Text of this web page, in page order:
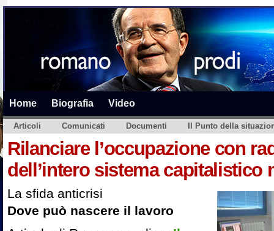
Home Biografia Video
Articoli Comunicati Documenti Il Punto della
Rilanciare l’occupazione con
dell’intero sistema capitalistico
La sfida anticrisi
Dove può nascere il lavoro